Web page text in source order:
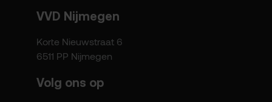
VVD Nijmegen
Korte Nieuwstraat 6
6511 PP Nijmegen
Volg ons op